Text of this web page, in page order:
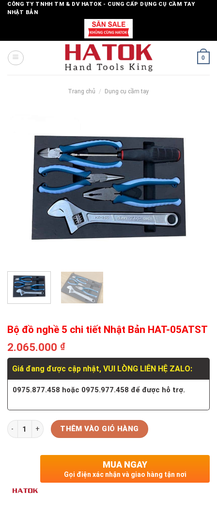
SkipCÔNG TY TNHH TM & DV HATOK - CUNG CẤP DỤNG CỤ CẦM TAY
NHẬT BẢN
0
Trang chủ / Dụng cụ cầm tay
Bộ đồ nghề 5 chi tiết Nhật Bản HAT-05ATST
2.065.000 ₫
Giá đang được cập nhật, VUI LÒNG LIÊN HỆ ZALO:
0975.877.458 hoặc 0975.977.458 để được hỗ trợ.
Số lượng THÊM VÀO GIỎ HÀNG
MUA NGAY
Gọi điện xác nhận và giao hàng tận nơi